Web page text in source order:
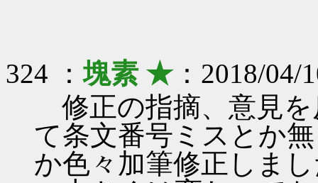
324 ：塊素 ★：2018/04/
修正の指摘、意見を
て条文番号ミスとか
か色々加筆修正しま